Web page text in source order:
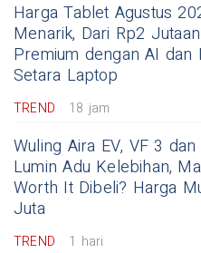
Harga Tablet Agustus
Menarik, Dari Rp2
Premium dengan AI dan
Setara Laptop
TREND 18 jam
Wuling Aira EV, VF 3 dan
Lumin Adu Kelebihan,
Worth It Dibeli? Harga
Juta
TREND 1 hari